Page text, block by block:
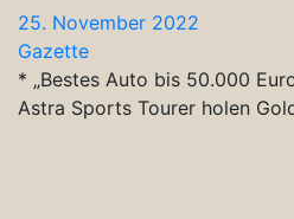
25. November 2022
Gazette
* „Bestes Auto bis 50.000
Astra Sports Tourer holen